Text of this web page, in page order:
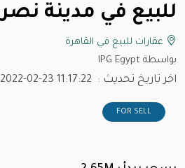
للبيع في مدينة نصر
عقارات للبيع في القاهرة
بواسطة IPG Egypt
اخر تاريخ تحديث : 2022-02-23 11:17:22
FOR SELL